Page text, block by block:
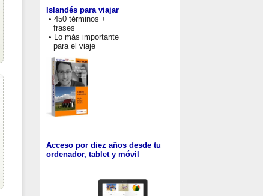
Islandés para viajar
• 450 términos +
frases
• Lo más importante
para el viaje
Acceso por diez años desde tu
ordenador, tablet y móvil